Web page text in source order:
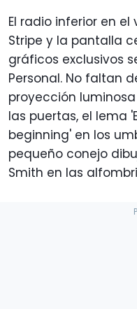
El radio inferior en
Stripe y la pantalla
gráficos exclusivos
Personal. No faltan
proyección
las puertas, el lema
beginning' en los
pequeño conejo
Smith en las